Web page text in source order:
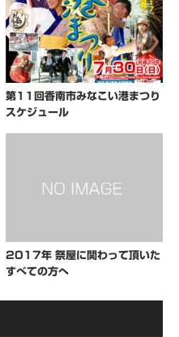
第11回香南市みなこい港まつり
スケジュール
2017年 祭屋に関わって頂いた
すべての方へ